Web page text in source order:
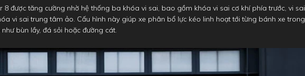
được tăng cường nhờ hệ thống ba khóa vi sai, bao gồm khóa vi sai cơ khí phía trước, vi sai
vi sai trung tâm ảo. Cấu hình này giúp xe phân bổ lực kéo linh hoạt tới từng bánh xe trong
bùn lầy, đá sỏi hoặc đường cát.